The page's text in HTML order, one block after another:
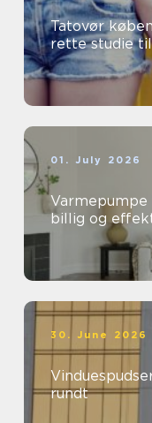
Tatovør københavn sådan
rette studie
01. July 2026
billig og
30. June 2026
Vinduespudser
rundt